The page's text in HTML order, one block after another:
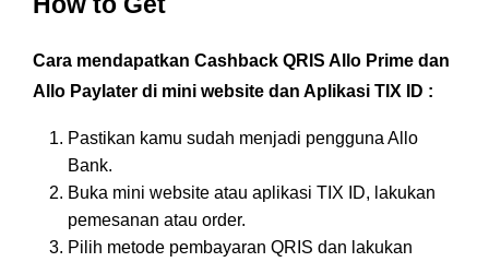
Cara mendapatkan Cashback QRIS Allo Prime dan
Allo Paylater di mini website dan Aplikasi TIX ID :
Pastikan kamu sudah menjadi pengguna Allo
Bank.
Buka mini website atau aplikasi TIX ID, lakukan
pemesanan atau order.
Pilih metode pembayaran QRIS dan lakukan